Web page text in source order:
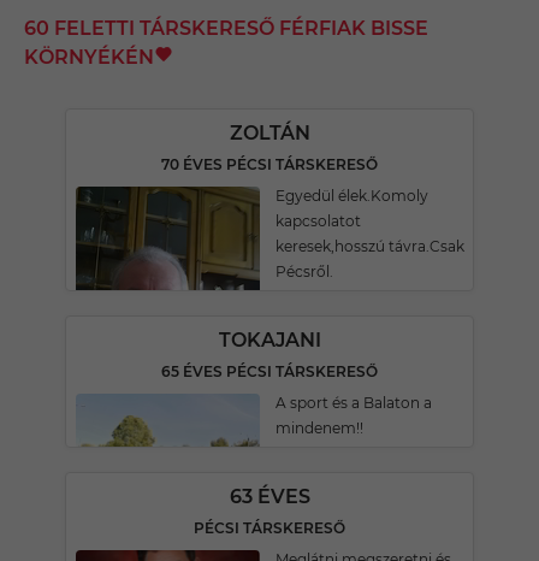
60 FELETTI TÁRSKERESŐ FÉRFIAK BISSE
KÖRNYÉKÉN
ZOLTÁN
70 ÉVES PÉCSI TÁRSKERESŐ
Egyedül élek.Komoly
kapcsolatot
keresek,hosszú távra.Csak
Pécsről.
TOKAJANI
65 ÉVES PÉCSI TÁRSKERESŐ
A sport és a Balaton a
mindenem!!
63 ÉVES
PÉCSI TÁRSKERESŐ